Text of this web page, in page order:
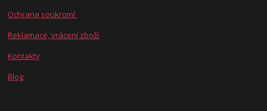
Ochrana soukromí
Reklamace, vrácení zboží
Kontakty
Blog